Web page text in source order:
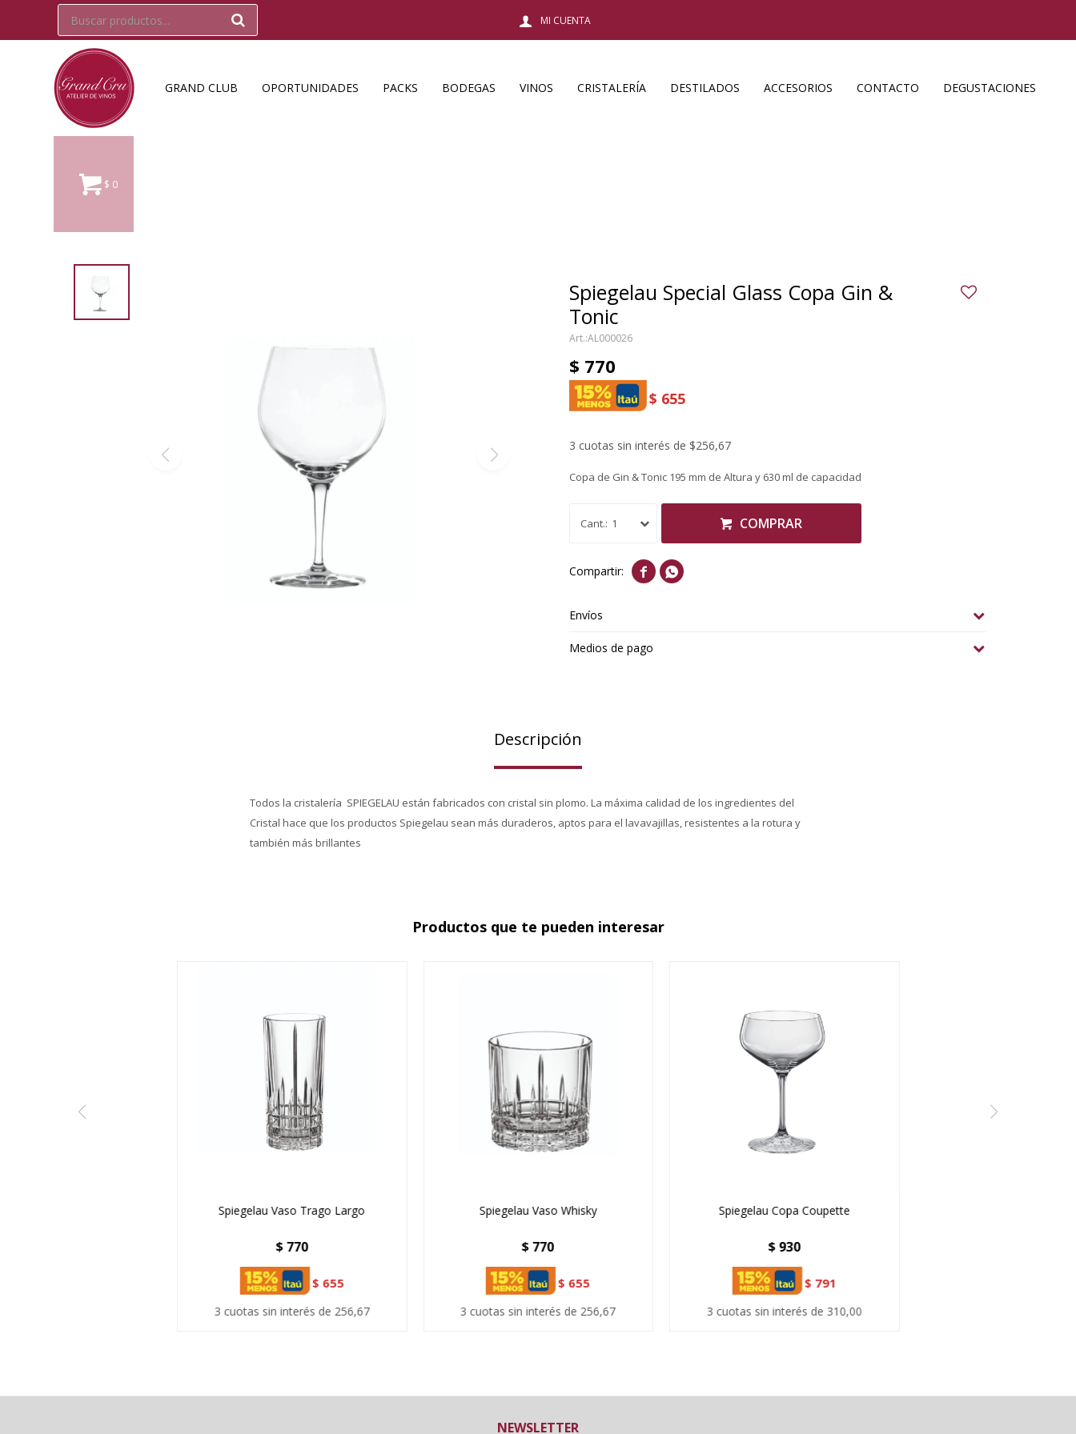
GRAND CLUB OPORTUNIDADES PACKS BODEGAS VINOS CRISTALERÍA DESTILADOS ACCESORIOS CONTACTO DEGUSTACIONES
$ 0
Spiegelau Special Glass Copa Gin &
Tonic
AL000026
$ 770
$ 655
3 cuotas sin interés de $256,67
Copa de Gin & Tonic 195 mm de Altura y 630 ml de capacidad
1 COMPRAR
 
Envíos
Medios de pago
Descripción
Todos la cristalería SPIEGELAU están fabricados con cristal sin plomo. La máxima calidad de los ingredientes del
Cristal hace que los productos Spiegelau sean más duraderos, aptos para el lavavajillas, resistentes a la rotura y
también más brillantes
Productos que te pueden interesar
Spiegelau Vaso Trago Largo
$770
$ 655
3 cuotas sin interés de 256,67
Spiegelau Vaso Whisky
$770
$ 655
3 cuotas sin interés de 256,67
Spiegelau Copa Coupette
$930
$ 791
3 cuotas sin interés de 310,00
NEWSLETTER